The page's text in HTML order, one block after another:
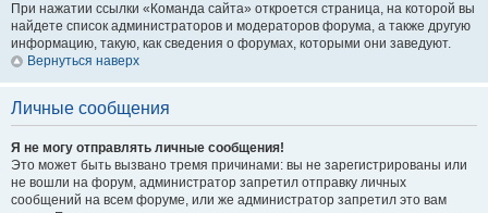
При нажатии ссылки «Команда сайта» откроется страница, на которой вы
найдете список администраторов и модераторов форума, а также другую
информацию, такую, как сведения о форумах, которыми они заведуют.
Вернуться наверх
Личные сообщения
Я не могу отправлять личные сообщения!
Это может быть вызвано тремя причинами: вы не зарегистрированы или
не вошли на форум, администратор запретил отправку личных
сообщений на всем форуме, или же администратор запретил это вам